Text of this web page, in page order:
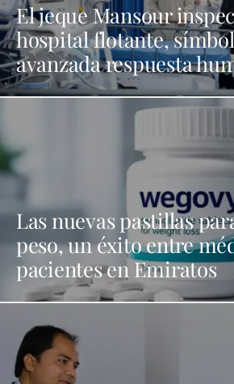
El jeque Mansour
hospital flotante,
avanzada respuesta
EAU
Las nuevas pastillas
peso, un éxito entre
pacientes en Emiratos